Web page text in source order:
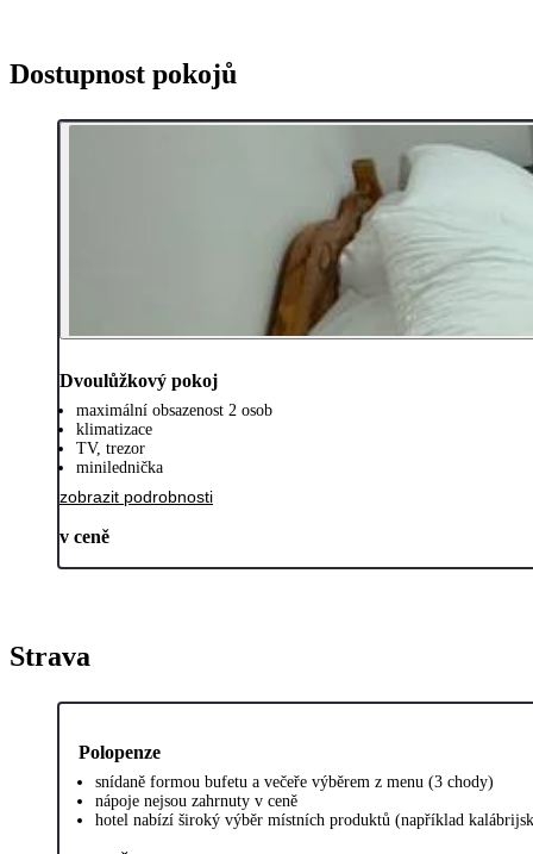
Dostupnost pokojů
Dvoulůžkový pokoj
maximální obsazenost 2 osob
klimatizace
TV, trezor
minilednička
zobrazit podrobnosti
v ceně
Strava
Polopenze
snídaně formou bufetu a večeře výběrem z menu (3 chody)
nápoje nejsou zahrnuty v ceně
hotel nabízí široký výběr místních produktů (například